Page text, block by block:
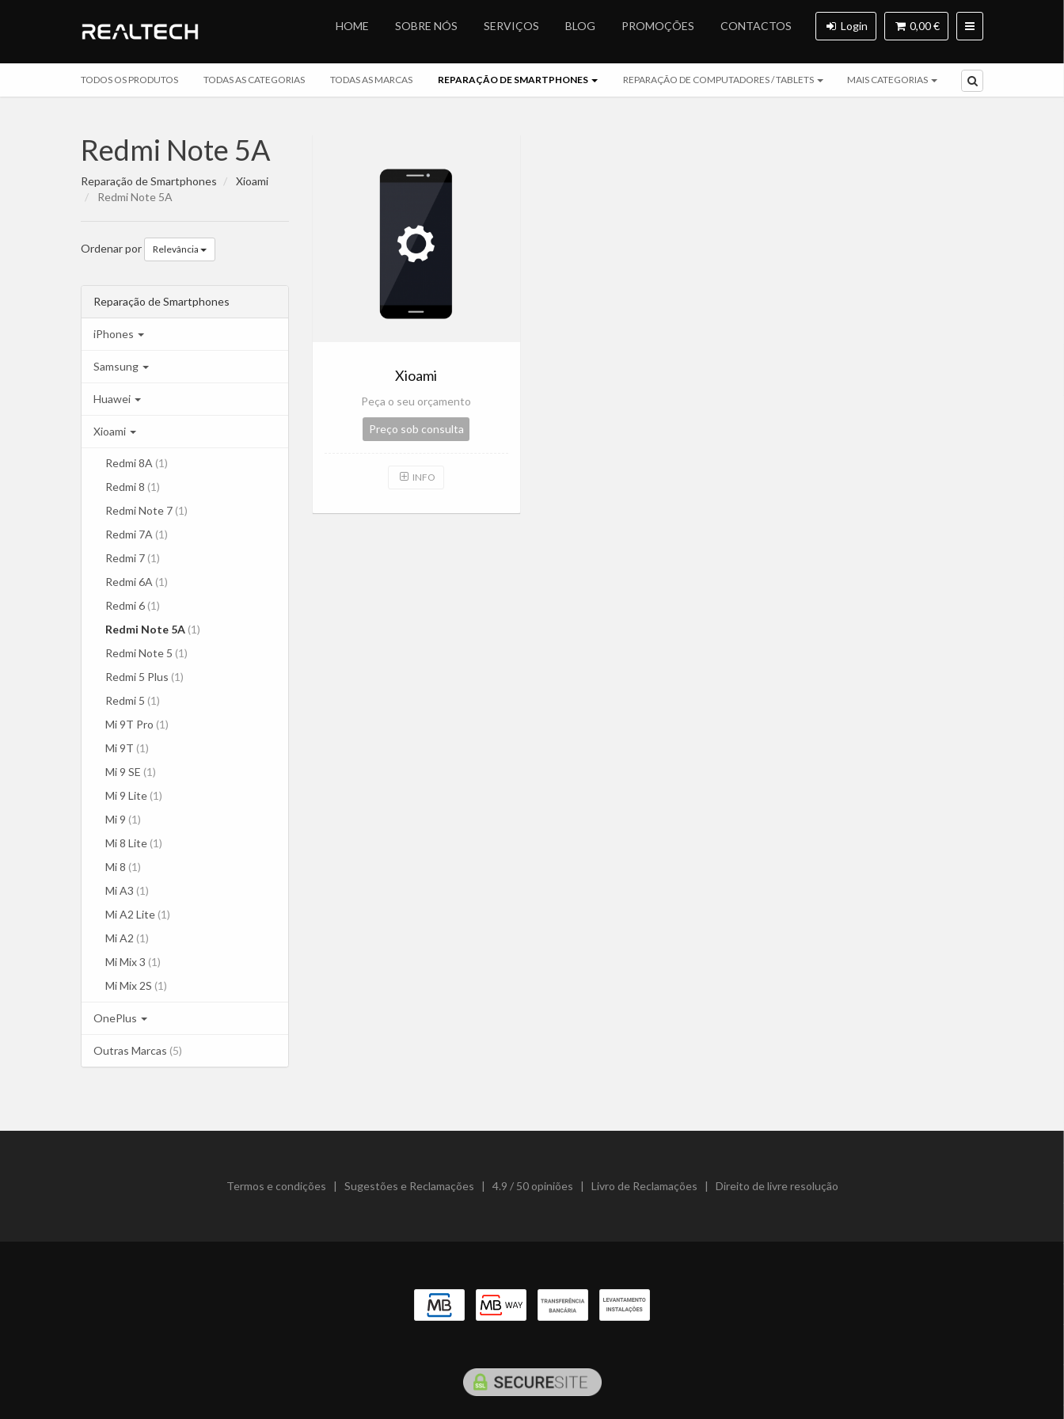
HOME SOBRE NÓS SERVIÇOS BLOG PROMOÇÕES CONTACTOS Login 0,00 €
TODOS OS PRODUTOS TODAS AS CATEGORIAS TODAS AS MARCAS REPARAÇÃO DE SMARTPHONES REPARAÇÃO DE COMPUTADORES / TABLETS MAIS CATEGORIAS
Redmi Note 5A
Reparação de Smartphones
Xioami
Redmi Note 5A
Ordenar por Relevância
Reparação de Smartphones
iPhones
Samsung
Huawei
Xioami
Redmi 8A (1)
Redmi 8 (1)
Redmi Note 7 (1)
Redmi 7A (1)
Redmi 7 (1)
Redmi 6A (1)
Redmi 6 (1)
Redmi Note 5A (1)
Redmi Note 5 (1)
Redmi 5 Plus (1)
Redmi 5 (1)
Mi 9T Pro (1)
Mi 9T (1)
Mi 9 SE (1)
Mi 9 Lite (1)
Mi 9 (1)
Mi 8 Lite (1)
Mi 8 (1)
Mi A3 (1)
Mi A2 Lite (1)
Mi A2 (1)
Mi Mix 3 (1)
Mi Mix 2S (1)
OnePlus
Outras Marcas (5)
Xioami
Peça o seu orçamento
Preço sob consulta
INFO
Termos e condições | Sugestões e Reclamações | 4.9 / 50 opiniões | Livro de Reclamações | Direito de livre resolução